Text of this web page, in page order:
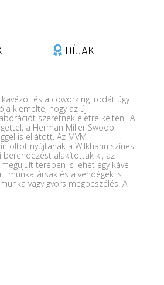
DÍJAK
és a coworking irodát úgy
kiemelte, hogy az új
szeretnék életre kelteni. A
a Herman Miller Swoop
is ellátott. Az MVM
nyújtanak a Wilkhahn színes
alakítottak ki, az
terében is lehet egy kávé
munkatársak és a vendégek is
vagy gyors megbeszélés. A